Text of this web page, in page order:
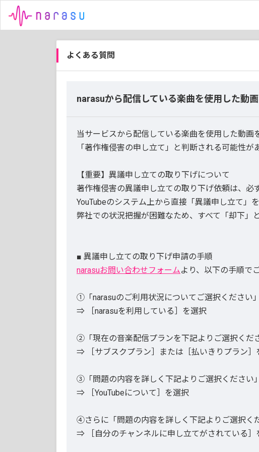
よくある質問
narasuから配信している楽曲を使用した動
当サービスから配信している楽曲を使用した動画
「著作権侵害の申し立て」と判断される可能性が
【重要】異議申し立ての取り下げについて
著作権侵害の異議申し立ての取り下げ依頼は、必
YouTubeのシステム上から直接「異議申し立て」を
弊社での状況把握が困難なため、すべて「却下」
■ 異議申し立ての取り下げ申請の手順
narasuお問い合わせフォームより、以下の手順で
①「narasuのご利用状況についてご選択ください」
⇒ ［narasuを利用している］を選択
②「現在の音楽配信プランを下記よりご選択くだ
⇒ ［サブスクプラン］または［払いきりプラン］
③「問題の内容を詳しく下記よりご選択ください」
⇒ ［YouTubeについて］を選択
④さらに「問題の内容を詳しく下記よりご選択く
⇒ ［自分のチャンネルに申し立てがされている］